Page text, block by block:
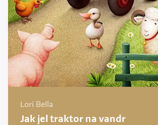
Lori Bella
Jak jel traktor na vandr